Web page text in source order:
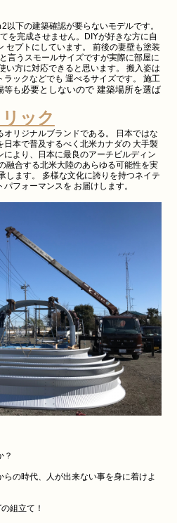
以下の建築確認が要らないモデルです。
を完成させません。DIYが好きな方に自
セプトにしています。 前後の妻壁も塗装
言うスモールサイズですが実際に部屋に
い方に対応できると思います。 搬入姿は
ックなどでも 運べるサイズです。 施工
等も 必要としないので 建築場所を選ば
ック
リジナルブランドである。 日本ではな
日本で普及するべく北米カナダの 大手製
より、日本に最良のアーチビルディン
融合する北米大陸のあらゆる可能性を実
します。 多様な文化に誇りを持つネイテ
フォーマンスを お届けします。
？
の時代、人が出来ない事を身に着けよ
組立て！